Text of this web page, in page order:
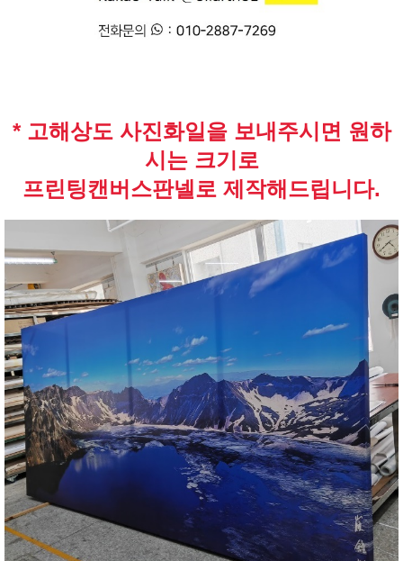
* 고해상도 사진화일을 보내주시면 원하
시는 크기로
프린팅캔버스판넬로 제작해드립니다.